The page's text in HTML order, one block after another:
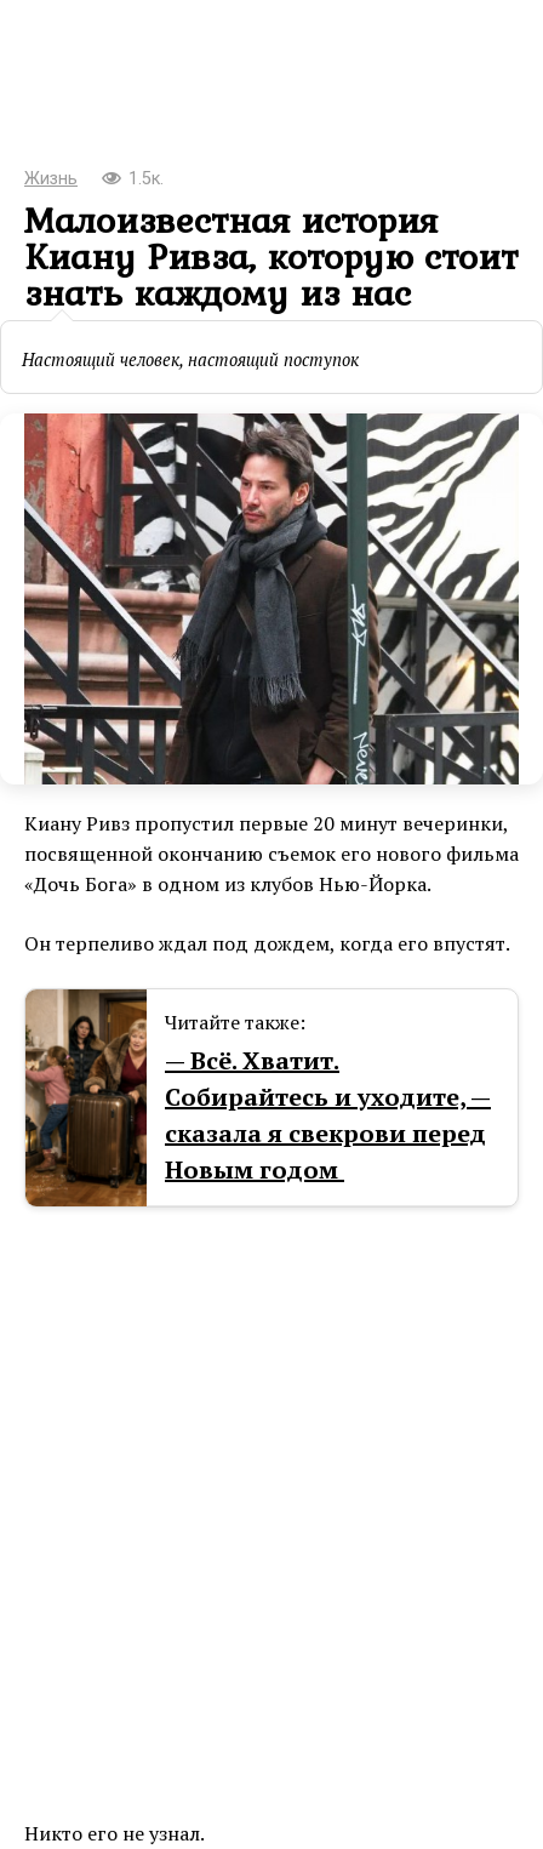
Жизнь 1.5к.
Малоизвестная история
Киану Ривза, которую стоит
знать каждому из нас
Настоящий человек, настоящий поступок
Киану Ривз пропустил первые 20 минут вечеринки,
посвященной окончанию съемок его нового фильма
«Дочь Бога» в одном из клубов Нью-Йорка.
Он терпеливо ждал под дождем, когда его впустят.
Читайте также:
— Всё. Хватит.
Собирайтесь и уходите, —
сказала я свекрови перед
Новым годом
Никто его не узнал.